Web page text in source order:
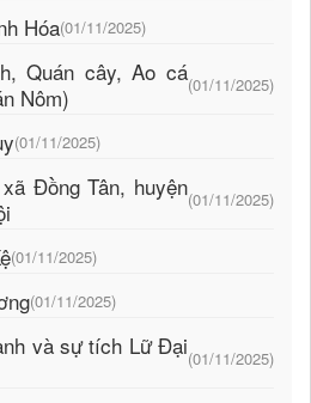
Hóa(01/11/2025)
Quán cây, Ao cá
Nôm)
(01/11/2025)
(01/11/2025)
Đồng Tân, huyện(01/11/2025)
(01/11/2025)
(01/11/2025)
và sự tích Lữ Đại(01/11/2025)